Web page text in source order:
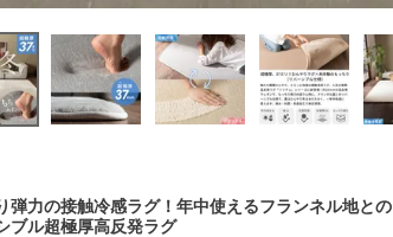
弾力の接触冷感ラグ！年中使えるフランネル地との
ブル超極厚高反発ラグ